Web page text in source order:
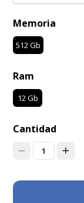
Memoria
512 Gb
Ram
12 Gb
Cantidad
1